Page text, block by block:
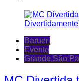
Barueri
Evento
Grande São